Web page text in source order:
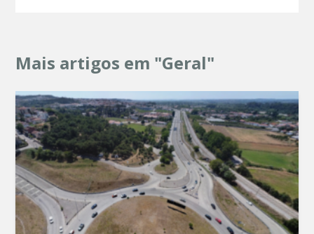
Mais artigos em "Geral"